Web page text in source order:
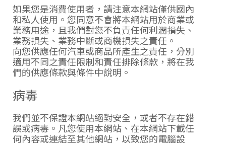
如果您是消費使用者，請注意本網站僅供國內
和私人使用。您同意不會將本網站用於商業或
業務用途，且我們對您不負責任何利潤損失、
業務損失、業務中斷或商機損失之責任。
向您供應任何汽車或商品所產生之責任，分別
適用不同之責任限制和責任排除條款，將在我
們的供應條款與條件中說明。
病毒
我們並不保證本網站絕對安全，或者不存在錯
誤或病毒。凡您使用本網站、在本網站下載任
何內容或連結至其他網站，以致您的電腦設